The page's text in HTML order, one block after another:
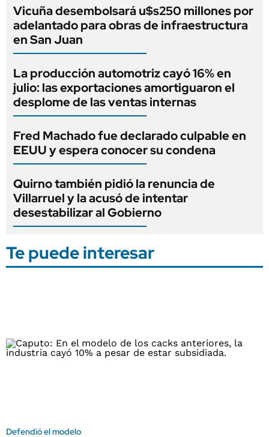
Vicuña desembolsará u$s250 millones por
adelantado para obras de infraestructura
en San Juan
La producción automotriz cayó 16% en
julio: las exportaciones amortiguaron el
desplome de las ventas internas
Fred Machado fue declarado culpable en
EEUU y espera conocer su condena
Quirno también pidió la renuncia de
Villarruel y la acusó de intentar
desestabilizar al Gobierno
Te puede interesar
Defendió el modelo